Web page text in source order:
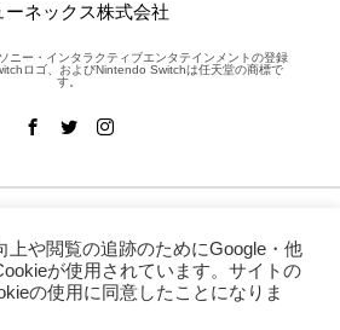
ーネックス株式会社
ニー・インタラクティブエンタテインメントの登録
ロゴ、およびNintendo Switchは任天堂の商標で
す。
COMPANY
上や閲覧の追跡のためにGoogle・他
が使用されています。サイトの
の使用に同意したことになりま